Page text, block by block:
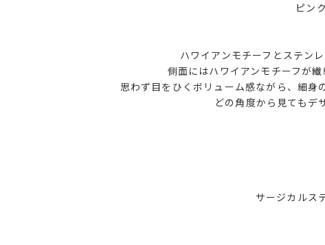
ピン
ハワイアンモチーフとステン
側面にはハワイアンモチーフが
思わず目をひくボリューム感ながら、細身
どの角度から見てもデ
サージカルス